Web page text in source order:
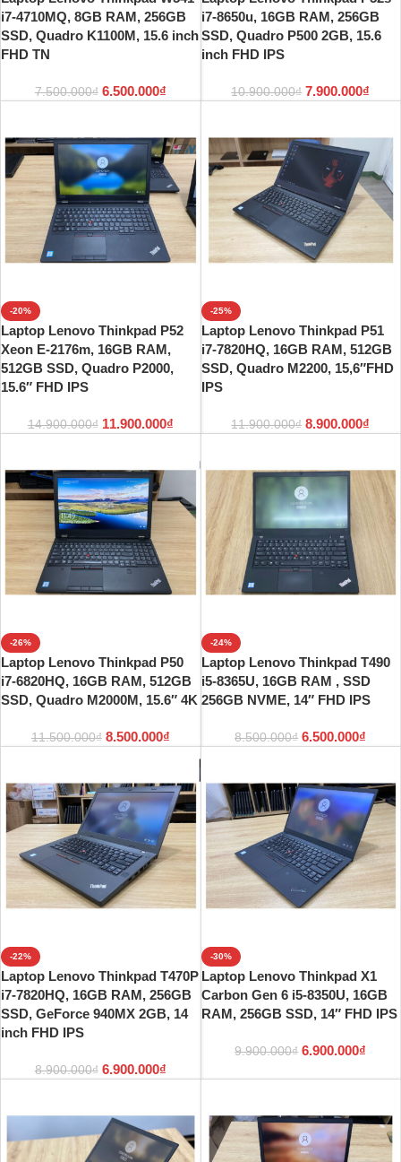
i7-4710MQ, 8GB RAM, 256GB
SSD, Quadro K1100M, 15.6 inch
FHD TN
7.500.000₫ 6.500.000₫
i7-8650u, 16GB RAM, 256GB
SSD, Quadro P500 2GB, 15.6
inch FHD IPS
10.900.000₫ 7.900.000₫
-20%
Laptop Lenovo Thinkpad P52
Xeon E-2176m, 16GB RAM,
512GB SSD, Quadro P2000,
15.6″ FHD IPS
14.900.000₫ 11.900.000₫
-25%
Laptop Lenovo Thinkpad P51
i7-7820HQ, 16GB RAM, 512GB
SSD, Quadro M2200, 15,6″FHD
IPS
11.900.000₫ 8.900.000₫
-26%
Laptop Lenovo Thinkpad P50
i7-6820HQ, 16GB RAM, 512GB
SSD, Quadro M2000M, 15.6″ 4K
11.500.000₫ 8.500.000₫
-24%
Laptop Lenovo Thinkpad T490
i5-8365U, 16GB RAM , SSD
256GB NVME, 14″ FHD IPS
8.500.000₫ 6.500.000₫
-22%
Laptop Lenovo Thinkpad T470P
i7-7820HQ, 16GB RAM, 256GB
SSD, GeForce 940MX 2GB, 14
inch FHD IPS
8.900.000₫ 6.900.000₫
-30%
Laptop Lenovo Thinkpad X1
Carbon Gen 6 i5-8350U, 16GB
RAM, 256GB SSD, 14″ FHD IPS
9.900.000₫ 6.900.000₫